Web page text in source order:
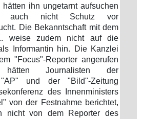
hätten ihn ungetarnt aufsuchen
auch nicht Schutz vor
Die Bekanntschaft mit dem
weise zudem nicht auf die
Informantin hin. Die Kanzlei
"Focus"-Reporter angerufen
Journalisten der
"AP" und der "Bild"-Zeitung
des Innenministers
von der Festnahme berichtet,
nicht von dem Reporter des